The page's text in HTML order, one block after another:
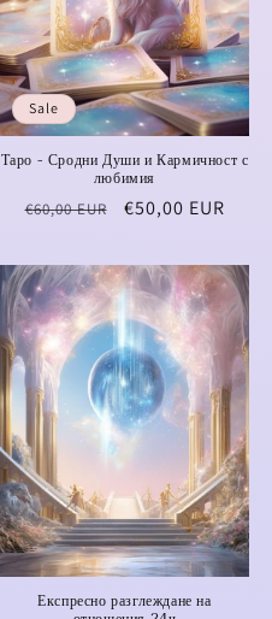
Sale
Таро - Сродни Души и Кармичност с
любимия
Regular
€60,00 EUR
Sale
€50,00 EUR
Експресно разглеждане на